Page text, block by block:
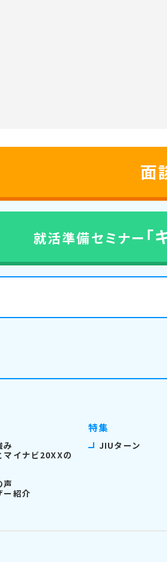
面
就活準備セミナー 「
み
マイナビ20XXの
声
ー紹介
特集
JIUターン